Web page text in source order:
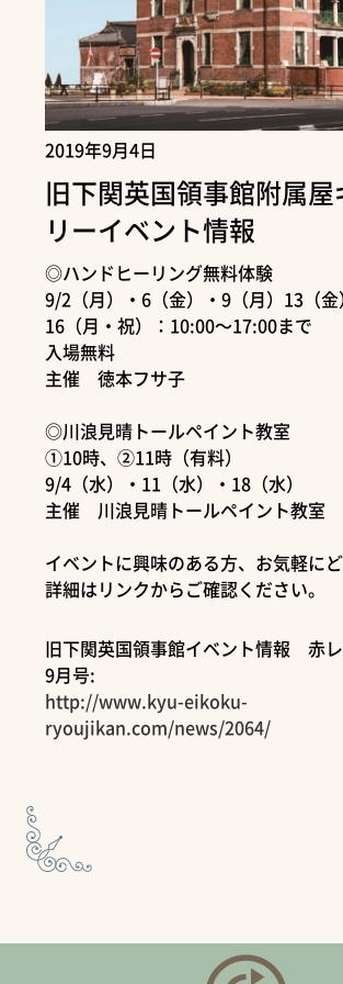
2019年9月4日
旧下関英国領事館附属屋
リーイベント情報
◎ハンドヒーリング無料体験
9/2（月）・6（金）・9（月）13（金
16（月・祝）：10:00～17:00まで
入場無料
主催 徳本フサ子
◎川浪見晴トールペイント教室
①10時、②11時（有料）
9/4（水）・11（水）・18（水）
主催 川浪見晴トールペイント教室
イベントに興味のある方、お気軽に
詳細はリンクからご確認ください。
旧下関英国領事館イベント情報 赤
9月号:
http://www.kyu-eikoku-
ryoujikan.com/news/2064/